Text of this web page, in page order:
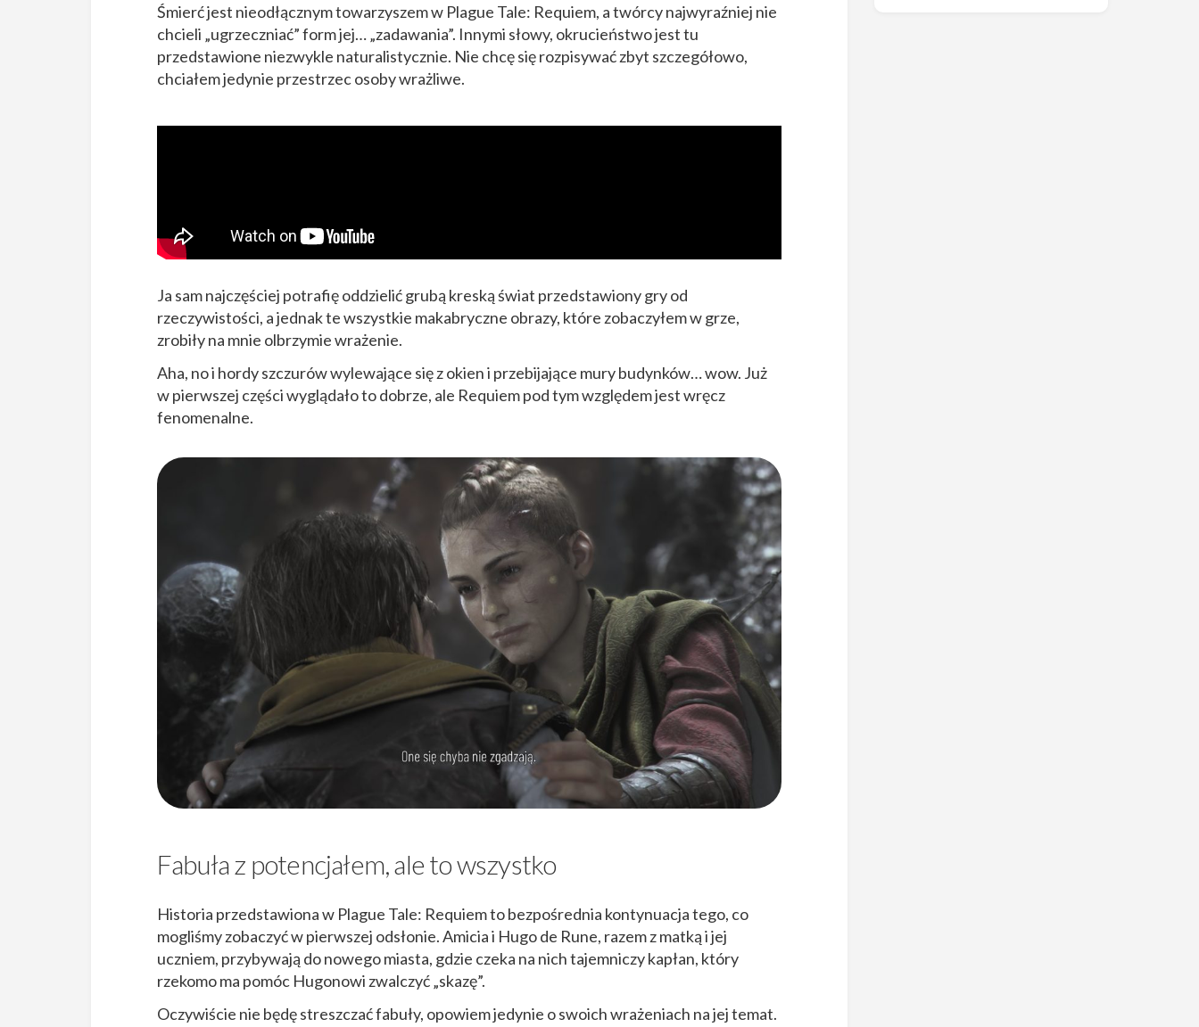
Śmierć jest nieodłącznym towarzyszem w Plague Tale: Requiem, a twórcy najwyraźniej nie
chcieli „ugrzeczniać” form jej… „zadawania”. Innymi słowy, okrucieństwo jest tu
przedstawione niezwykle naturalistycznie. Nie chcę się rozpisywać zbyt szczegółowo,
chciałem jedynie przestrzec osoby wrażliwe.
Ja sam najczęściej potrafię oddzielić grubą kreską świat przedstawiony gry od
rzeczywistości, a jednak te wszystkie makabryczne obrazy, które zobaczyłem w grze,
zrobiły na mnie olbrzymie wrażenie.
Aha, no i hordy szczurów wylewające się z okien i przebijające mury budynków… wow. Już
w pierwszej części wyglądało to dobrze, ale Requiem pod tym względem jest wręcz
fenomenalne.
Fabuła z potencjałem, ale to wszystko
Historia przedstawiona w Plague Tale: Requiem to bezpośrednia kontynuacja tego, co
mogliśmy zobaczyć w pierwszej odsłonie. Amicia i Hugo de Rune, razem z matką i jej
uczniem, przybywają do nowego miasta, gdzie czeka na nich tajemniczy kapłan, który
rzekomo ma pomóc Hugonowi zwalczyć „skazę”.
Oczywiście nie będę streszczać fabuły, opowiem jedynie o swoich wrażeniach na jej temat.